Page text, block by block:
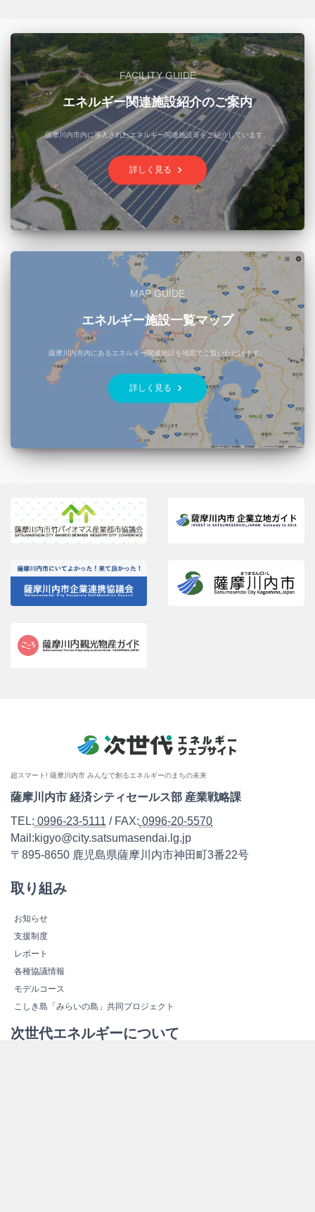
FACILITY GUIDE
エネルギー関連施設紹介のご案内
薩摩川内市内に導入されたエネルギー関連施設等をご紹介しています。
詳しく見る keyboard_arrow_right
MAP GUIDE
エネルギー施設一覧マップ
薩摩川内市内にあるエネルギー関連施設を地図でご覧いただけます。
詳しく見る keyboard_arrow_right
超スマート! 薩摩川内市 みんなで創るエネルギーのまちの未来
薩摩川内市 経済シティセールス部 産業戦略課
TEL: 0996-23-5111 / FAX: 0996-20-5570
Mail:kigyo@city.satsumasendai.lg.jp
〒895-8650 鹿児島県薩摩川内市神田町3番22号
取り組み
お知らせ
支援制度
レポート
各種協議情報
モデルコース
こしき島「みらいの島」共同プロジェクト
次世代エネルギーについて